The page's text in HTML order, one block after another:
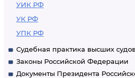
УИК РФ
УК РФ
УПК РФ
Судебная практика высших
Законы Российской Федерации
Документы Президента